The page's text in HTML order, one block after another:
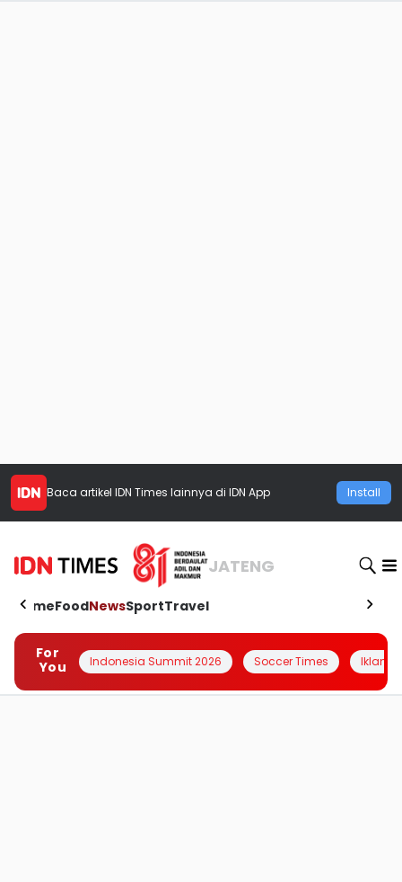
Baca artikel IDN Times lainnya di IDN App Install
JATENG
HomeFoodNewsSportTravel
For
You
Indonesia Summit 2026 Soccer Times Iklanin